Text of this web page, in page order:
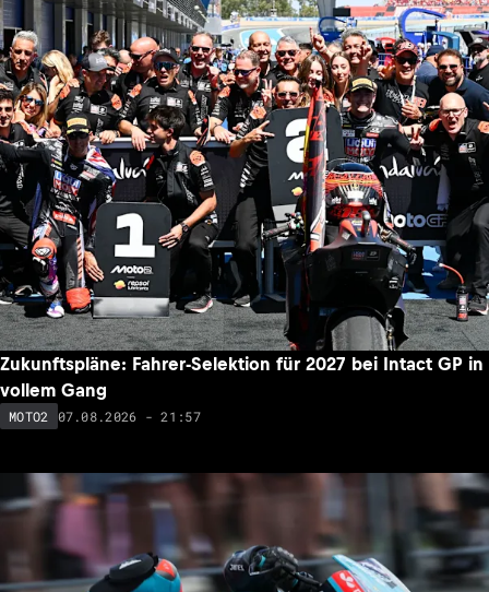
Zukunftspläne: Fahrer-Selektion für 2027 bei Intact GP in
vollem Gang
MOTO2 07.08.2026 - 21:57